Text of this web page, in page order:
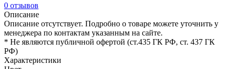
0 отзывов
Описание
Описание отсутствует. Подробно о товаре можете уточнить у
менеджера по контактам указанным на сайте.
* Не являются публичной офертой (ст.435 ГК РФ, cт. 437 ГК
РФ)
Характеристики